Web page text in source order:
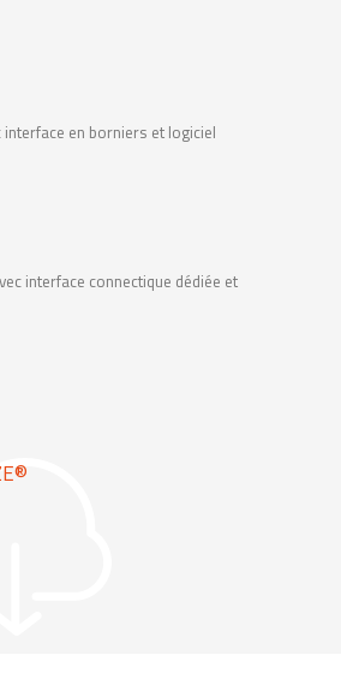
interface en borniers et logiciel
interface connectique dédiée et